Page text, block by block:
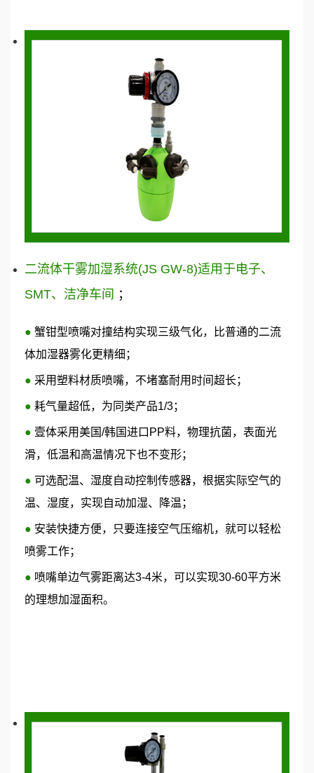
二流体干雾加湿系统(JS GW-8)适用于电子、
SMT、洁净车间
；
● 蟹钳型喷嘴对撞结构实现三级气化，比普通的二流
体加湿器雾化更精细；
● 采用塑料材质喷嘴，不堵塞耐用时间超长；
● 耗气量超低，为同类产品1/3；
● 壹体采用美国/韩国进口PP料，物理抗菌，表面光
滑，低温和高温情况下也不变形；
● 可选配温、湿度自动控制传感器，根据实际空气的
温、湿度，实现自动加湿、降温；
● 安装快捷方便，只要连接空气压缩机，就可以轻松
喷雾工作；
● 喷嘴单边气雾距离达3-4米，可以实现30-60平方米
的理想加湿面积。